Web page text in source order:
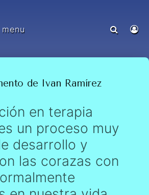
menu
de Ivan Ramírez
en terapia
un proceso muy
desarrollo y
las corazas con